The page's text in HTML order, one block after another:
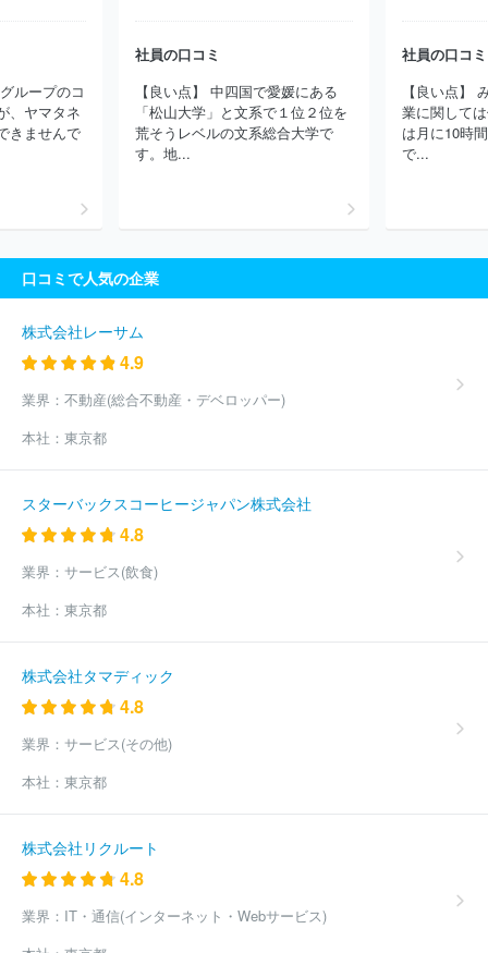
ＭＢＫ Ｗｅｌｌｎｅｓｓ株式会社 株式会社ポプラ社
株式
アマガジン
株式会社南江堂 東京書籍株式会社
株式会社ダイヤ
モンド社
合同会社コンデナスト・ジャパン
日野テクニカルサー
ビス株式会社
株式会社ぎょうせい
株式会社メディアビーコン
会社ビイサイドプランニング
有限会社日刊建設工業新聞
ループのコ
、ヤマタネ
きませんで
社員の口コミ
【良い点】 中四国で愛媛にある
「松山大学」と文系で１位２位を
荒そうレベルの文系総合大学で
す。地...
社員の口コミ
【良い点】
業に関して
は月に10時
で...
口コミで人気の企業
株式会社レーサム
4.9
業界： 不動産(総合不動産・デベロッパー)
本社： 東京都
スターバックスコーヒージャパン株式会社
4.8
業界： サービス(飲食)
本社： 東京都
株式会社タマディック
4.8
業界： サービス(その他)
本社： 東京都
株式会社リクルート
4.8
業界： IT・通信(インターネット・Webサービス)